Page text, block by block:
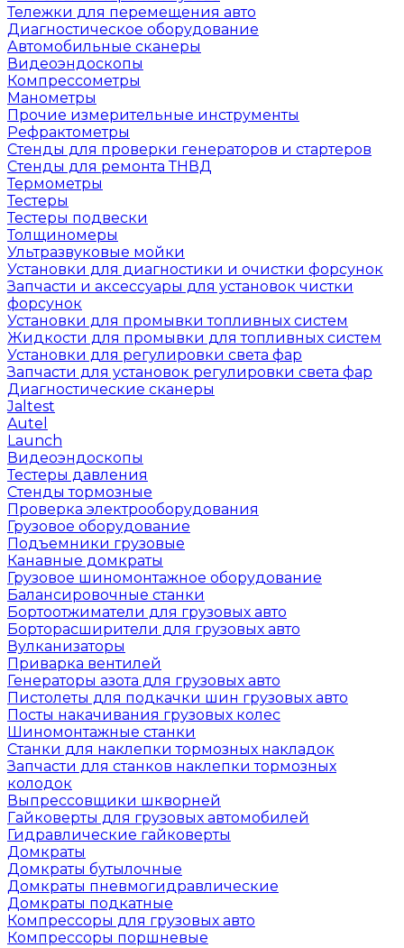
Тележки для перемещения авто
Диагностическое оборудование
Автомобильные сканеры
Видеоэндоскопы
Компрессометры
Манометры
Прочие измерительные инструменты
Рефрактометры
Стенды для проверки генераторов и стартеров
Стенды для ремонта ТНВД
Термометры
Тестеры
Тестеры подвески
Толщиномеры
Ультразвуковые мойки
Установки для диагностики и очистки форсунок
Запчасти и аксессуары для установок чистки
форсунок
Установки для промывки топливных систем
Жидкости для промывки для топливных систем
Установки для регулировки света фар
Запчасти для установок регулировки света фар
Диагностические сканеры
Jaltest
Autel
Launch
Видеоэндоскопы
Тестеры давления
Стенды тормозные
Проверка электрооборудования
Грузовое оборудование
Подъемники грузовые
Канавные домкраты
Грузовое шиномонтажное оборудование
Балансировочные станки
Бортоотжиматели для грузовых авто
Борторасширители для грузовых авто
Вулканизаторы
Приварка вентилей
Генераторы азота для грузовых авто
Пистолеты для подкачки шин грузовых авто
Посты накачивания грузовых колес
Шиномонтажные станки
Станки для наклепки тормозных накладок
Запчасти для станков наклепки тормозных
колодок
Выпрессовщики шкворней
Гайковерты для грузовых автомобилей
Гидравлические гайковерты
Домкраты
Домкраты бутылочные
Домкраты пневмогидравлические
Домкраты подкатные
Компрессоры для грузовых авто
Компрессоры поршневые